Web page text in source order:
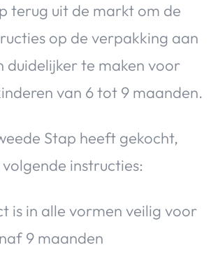
terug uit de markt om de
op de verpakking aan
duidelijker te maken voor
van 6 tot 9 maanden.
Stap heeft gekocht,
instructies:
is in alle vormen veilig voor
9 maanden